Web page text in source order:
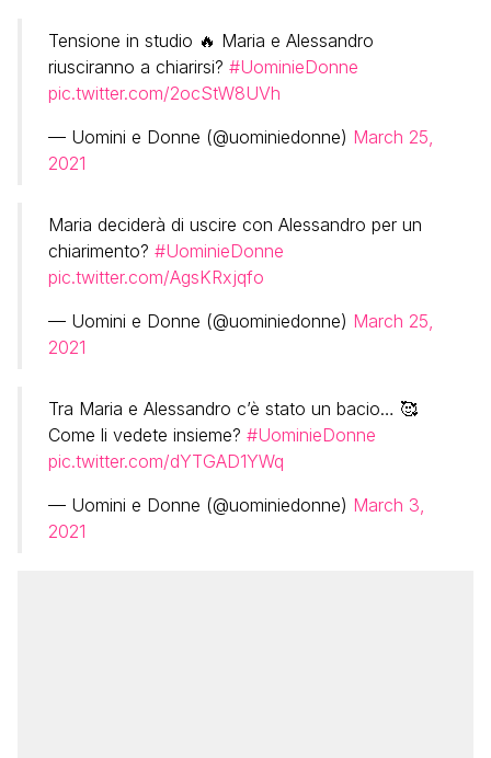
Tensione in studio 🔥 Maria e Alessandro
riusciranno a chiarirsi? #UominieDonne
pic.twitter.com/2ocStW8UVh
— Uomini e Donne (@uominiedonne) March 25,
2021
Maria deciderà di uscire con Alessandro per un
chiarimento? #UominieDonne
pic.twitter.com/AgsKRxjqfo
— Uomini e Donne (@uominiedonne) March 25,
2021
Tra Maria e Alessandro c’è stato un bacio… 🥰
Come li vedete insieme? #UominieDonne
pic.twitter.com/dYTGAD1YWq
— Uomini e Donne (@uominiedonne) March 3,
2021